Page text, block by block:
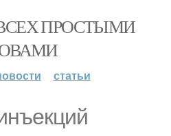
ПРОСТЫМИ
статьи